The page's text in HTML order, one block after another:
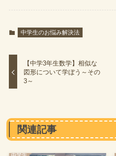
中学生のお悩み解決法
【中学3年生数学】相似な
図形について学ぼう～その
3～
関連記事